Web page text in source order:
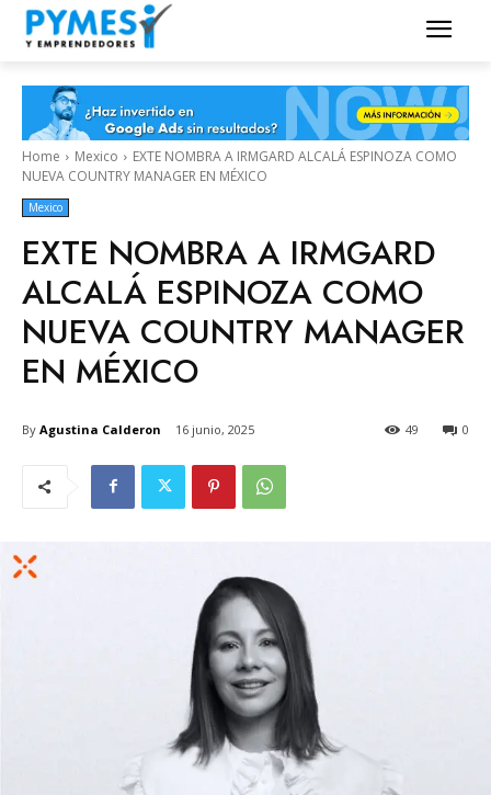
Home Mexico
EXTE NOMBRA A IRMGARD ALCALÁ ESPINOZA COMO
NUEVA COUNTRY MANAGER EN MÉXICO
Mexico
EXTE NOMBRA A IRMGARD
ALCALÁ ESPINOZA COMO
NUEVA COUNTRY MANAGER
EN MÉXICO
By Agustina Calderon 16 junio, 2025 0
49